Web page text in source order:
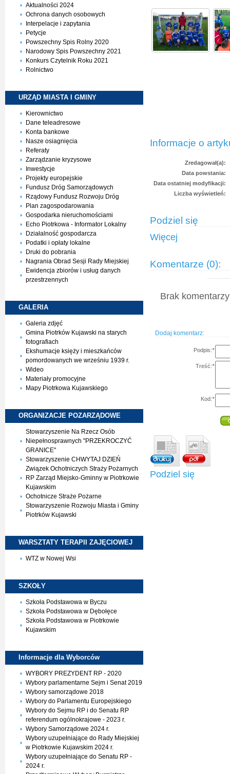
Aktualności 2024
Ochrona danych osobowych
Interpelacje i zapytania
Petycje
Powszechny Spis Rolny 2020
Narodowy Spis Powszechny 2021
Konkurs Czytelnik Roku 2021
Rolnictwo
URZĄD MIASTA I GMINY
Kierownictwo
Dane teleadresowe
Konta bankowe
Nasze osiagnięcia
Referaty
Zarządzanie kryzysowe
Inwestycje
Projekty europejskie
Fundusz Dróg Samorządowych
Rządowy Fundusz Rozwoju Dróg
Plan zagospodarowania
Gospodarka nieruchomościami
Echo Piotrkowa - Informator Lokalny
Działalność gospodarcza
Podatki i opłaty lokalne
Druki do pobrania
Nagrania Obrad Sesji Rady Miejskiej
Ewidencja zbiorów i usług danych
przestrzennych
GALERIA
Galeria zdjęć
Gmina Piotrków Kujawski na starych
fotografiach
Ekshumacje księży i mieszkańców
pomordowanych we wrześniu 1939 r.
Wideo
Materiały promocyjne
Mapy Piotrkowa Kujawskiego
ORGANIZACJE POZARZĄDOWE
Stowarzyszenie Na Rzecz Osób
Niepełnosprawnych "PRZEKROCZYĆ
GRANICE"
Stowarzyszenie CHWYTAJ DZIEŃ
Związek Ochotniczych Straży Pożarnych
RP Zarząd Miejsko-Gminny w Piotrkowie
Kujawskim
Ochotnicze Straże Pożarne
Stowarzyszenie Rozwoju Miasta i Gminy
Piotrków Kujawski
WARSZTATY TERAPII ZAJĘCIOWEJ
WTZ w Nowej Wsi
SZKOŁY
Szkoła Podstawowa w Byczu
Szkoła Podstawowa w Dębołęce
Szkoła Podstawowa w Piotrkowie
Kujawskim
Informacje dla Wyborców
WYBORY PREZYDENT RP - 2020
Wybory parlamentarne Sejm i Senat 2019
Wybory samorządowe 2018
Wybory do Parlamentu Europejskiego
Wybory do Sejmu RP i do Senatu RP
referendum ogólnokrajowe - 2023 r.
Wybory Samorządowe 2024 r.
Wybory uzupełniające do Rady Miejskiej
w Piotrkowie Kujawskim 2024 r.
Wybory uzupełniające do Senatu RP -
2024 r.
Informacje o
Zredagował(a):
Data powstania:
Data ostatniej modyfikacji:
Liczba wyświetleń:
Podziel się
Więcej
Komentarze (0):
Brak
Dodaj komentarz:
Podpis:*
Treść:*
Kod:*
Podziel się